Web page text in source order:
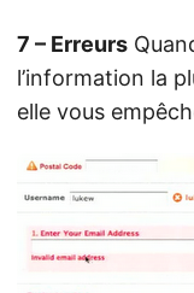
7 – Erreurs
l’information la
elle vous